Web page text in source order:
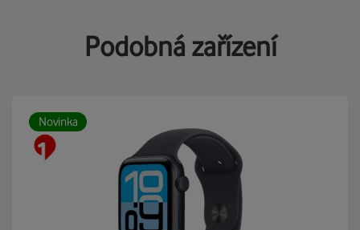
Podobná zařízení
Novinka